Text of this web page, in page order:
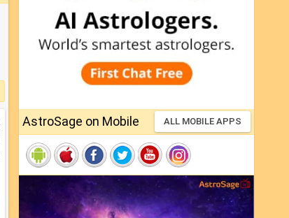
AstroSage on Mobile ALL MOBILE APPS